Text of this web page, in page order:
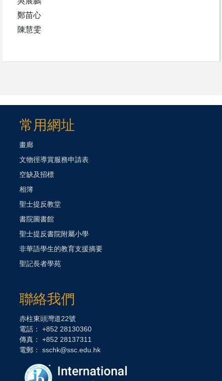
鄭苗心
陳慧雯
常用網址
畫廊
文物徑導賞服務申請表
空缺及招標
相簿
聖士提反教堂
書院圖書館
聖士提反書院附屬小學
非華語學生的教育支援摘要
聖記長者學苑
聯絡我們
赤柱東頭灣道22號
電話： +852 28130360
傳真： +852 28137311
電郵： sschk@ssc.edu.hk